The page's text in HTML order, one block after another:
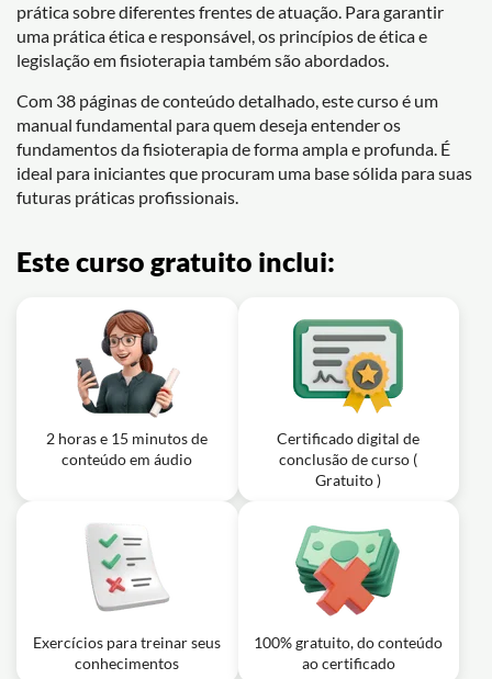
prática sobre diferentes frentes de atuação. Para garantir
uma prática ética e responsável, os princípios de ética e
legislação em fisioterapia também são abordados.
Com 38 páginas de conteúdo detalhado, este curso é um
manual fundamental para quem deseja entender os
fundamentos da fisioterapia de forma ampla e profunda. É
ideal para iniciantes que procuram uma base sólida para suas
futuras práticas profissionais.
Este curso gratuito inclui:
2 horas e 15 minutos de
conteúdo em áudio
Certificado digital de
conclusão de curso (
Gratuito )
Exercícios para treinar seus
conhecimentos
100% gratuito, do conteúdo
ao certificado